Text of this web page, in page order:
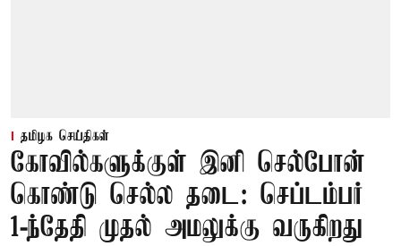
தமிழக செய்திகள்
கோவில்களுக்குள் இனி செல்போன்
கொண்டு செல்ல தடை: செப்டம்பர்
1-ந்தேதி முதல் அமலுக்கு வருகிறது